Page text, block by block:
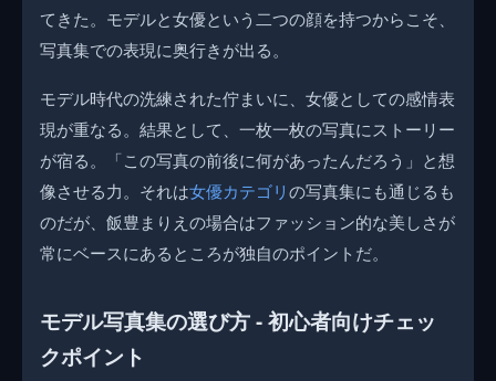
てきた。モデルと女優という二つの顔を持つからこそ、
写真集での表現に奥行きが出る。
モデル時代の洗練された佇まいに、女優としての感情表
現が重なる。結果として、一枚一枚の写真にストーリー
が宿る。「この写真の前後に何があったんだろう」と想
像させる力。それは女優カテゴリ の写真集にも通じるも
のだが、飯豊まりえの場合はファッション的な美しさが
常にベースにあるところが独自のポイントだ。
モデル写真集の選び方 - 初心者向けチェッ
クポイント